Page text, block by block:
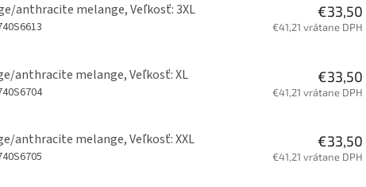
anthracite melange, Veľkosť: 3XL €33,50
€41,21 vrátane DPH
anthracite melange, Veľkosť: XL €33,50
€41,21 vrátane DPH
anthracite melange, Veľkosť: XXL €33,50
€41,21 vrátane DPH